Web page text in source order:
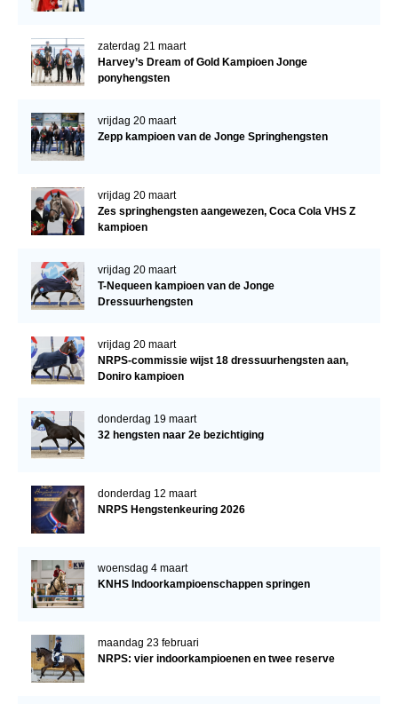
zaterdag 21 maart
Harvey’s Dream of Gold Kampioen Jonge
ponyhengsten
vrijdag 20 maart
Zepp kampioen van de Jonge Springhengsten
vrijdag 20 maart
Zes springhengsten aangewezen, Coca Cola VHS Z
kampioen
vrijdag 20 maart
T-Nequeen kampioen van de Jonge
Dressuurhengsten
vrijdag 20 maart
NRPS-commissie wijst 18 dressuurhengsten aan,
Doniro kampioen
donderdag 19 maart
32 hengsten naar 2e bezichtiging
donderdag 12 maart
NRPS Hengstenkeuring 2026
woensdag 4 maart
KNHS Indoorkampioenschappen springen
maandag 23 februari
NRPS: vier indoorkampioenen en twee reserve